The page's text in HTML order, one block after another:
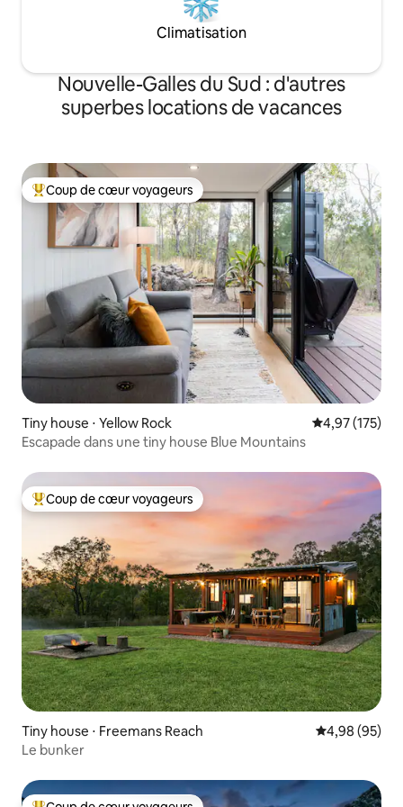
Climatisation
Nouvelle-Galles du Sud : d'autres
superbes locations de vacances
Coups de cœur voyageurs les plus appréciés
Coup de cœur voyageurs
Tiny house ⋅ Yellow Rock Évaluation
4,97 (175)
Escapade dans une tiny house Blue Mountains
Coups de cœur voyageurs les plus appréciés
Coup de cœur voyageurs
Tiny house ⋅ Freemans Reach Évaluation
4,98 (95)
Le bunker